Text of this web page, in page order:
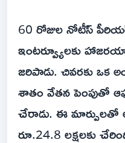
60 రోజుల నోటీస్‌
ఇంటర్వ్యూలకు
జరిపాడు. చివరకు ఒక
శాతం వేతన పెంపుతో
చేరాడు. ఈ మార్పులతో
రూ.24.8 లక్షలకు